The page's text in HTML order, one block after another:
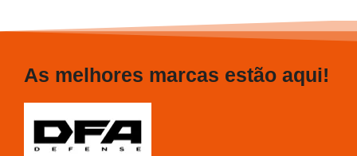
As melhores marcas estão aqui!